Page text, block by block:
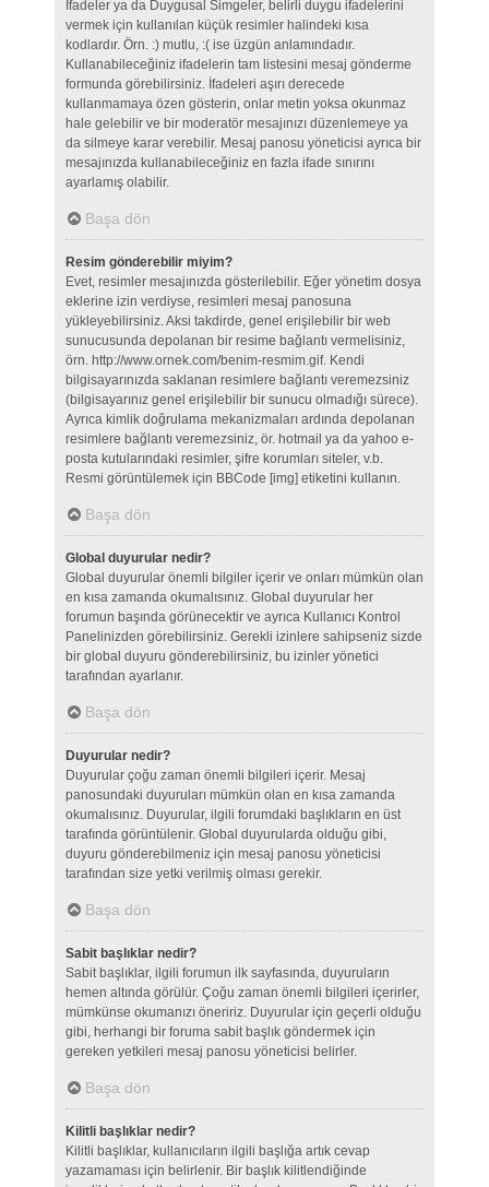
İfadeler ya da Duygusal Simgeler, belirli duygu ifadelerini
vermek için kullanılan küçük resimler halindeki kısa
kodlardır. Örn. :) mutlu, :( ise üzgün anlamındadır.
Kullanabileceğiniz ifadelerin tam listesini mesaj gönderme
formunda görebilirsiniz. İfadeleri aşırı derecede
kullanmamaya özen gösterin, onlar metin yoksa okunmaz
hale gelebilir ve bir moderatör mesajınızı düzenlemeye ya
da silmeye karar verebilir. Mesaj panosu yöneticisi ayrıca bir
mesajınızda kullanabileceğiniz en fazla ifade sınırını
ayarlamış olabilir.
Başa dön
Resim gönderebilir miyim?
Evet, resimler mesajınızda gösterilebilir. Eğer yönetim dosya
eklerine izin verdiyse, resimleri mesaj panosuna
yükleyebilirsiniz. Aksi takdirde, genel erişilebilir bir web
sunucusunda depolanan bir resime bağlantı vermelisiniz,
örn. http://www.ornek.com/benim-resmim.gif. Kendi
bilgisayarınızda saklanan resimlere bağlantı veremezsiniz
(bilgisayarınız genel erişilebilir bir sunucu olmadığı sürece).
Ayrıca kimlik doğrulama mekanizmaları ardında depolanan
resimlere bağlantı veremezsiniz, ör. hotmail ya da yahoo e-
posta kutularındaki resimler, şifre korumları siteler, v.b.
Resmi görüntülemek için BBCode [img] etiketini kullanın.
Başa dön
Global duyurular nedir?
Global duyurular önemli bilgiler içerir ve onları mümkün olan
en kısa zamanda okumalısınız. Global duyurular her
forumun başında görünecektir ve ayrıca Kullanıcı Kontrol
Panelinizden görebilirsiniz. Gerekli izinlere sahipseniz sizde
bir global duyuru gönderebilirsiniz, bu izinler yönetici
tarafından ayarlanır.
Başa dön
Duyurular nedir?
Duyurular çoğu zaman önemli bilgileri içerir. Mesaj
panosundaki duyuruları mümkün olan en kısa zamanda
okumalısınız. Duyurular, ilgili forumdaki başlıkların en üst
tarafında görüntülenir. Global duyurularda olduğu gibi,
duyuru gönderebilmeniz için mesaj panosu yöneticisi
tarafından size yetki verilmiş olması gerekir.
Başa dön
Sabit başlıklar nedir?
Sabit başlıklar, ilgili forumun ilk sayfasında, duyuruların
hemen altında görülür. Çoğu zaman önemli bilgileri içerirler,
mümkünse okumanızı öneririz. Duyurular için geçerli olduğu
gibi, herhangi bir foruma sabit başlık göndermek için
gereken yetkileri mesaj panosu yöneticisi belirler.
Başa dön
Kilitli başlıklar nedir?
Kilitli başlıklar, kullanıcıların ilgili başlığa artık cevap
yazamaması için belirlenir. Bir başlık kilitlendiğinde